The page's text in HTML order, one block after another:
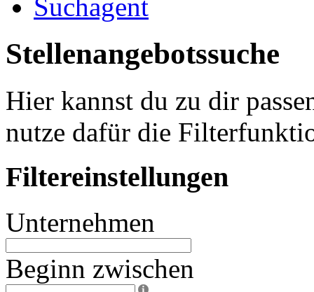
Suchagent
Stellenangebotssuche
Hier kannst du zu dir
nutze dafür die
Filtereinstellungen
Unternehmen
Beginn zwischen